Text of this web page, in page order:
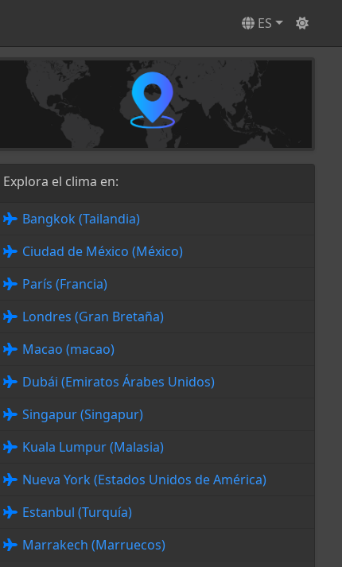
ES
Explora el clima en:
Bangkok (Tailandia)
Ciudad de México (México)
París (Francia)
Londres (Gran Bretaña)
Macao (macao)
Dubái (Emiratos Árabes Unidos)
Singapur (Singapur)
Kuala Lumpur (Malasia)
Nueva York (Estados Unidos de América)
Estanbul (Turquía)
Marrakech (Marruecos)